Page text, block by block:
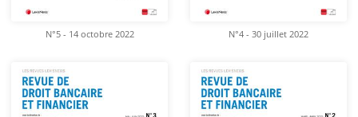
N°5 - 14 octobre 2022 N°4 - 30 juillet 2022